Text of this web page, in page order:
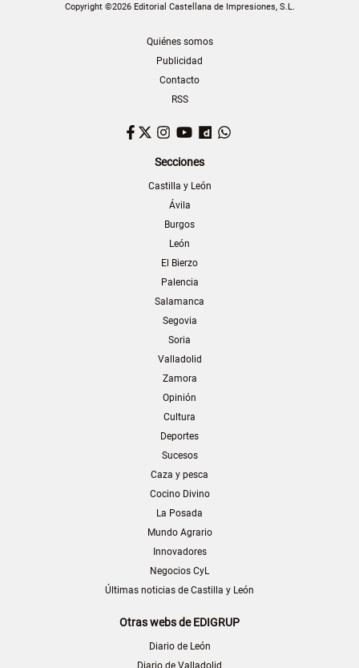
Copyright ©2026 Editorial Castellana de Impresiones, S.L.
Quiénes somos
Publicidad
Contacto
RSS
Facebook
TwitterInstagram
YouTubeDailymotion
Secciones
Castilla y León
Ávila
Burgos
León
El Bierzo
Palencia
Salamanca
Segovia
Soria
Valladolid
Zamora
Opinión
Cultura
Deportes
Sucesos
Caza y pesca
Cocino Divino
La Posada
Mundo Agrario
Innovadores
Negocios CyL
Últimas noticias de Castilla y León
Otras webs de EDIGRUP
Diario de León
Diario de Valladolid